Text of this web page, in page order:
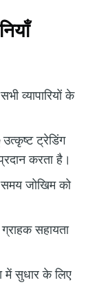
व्यापारियों के
उत्कृष्ट ट्रेडिंग
करता है।
समय जोखिम को
सहायता
में सुधार के लिए